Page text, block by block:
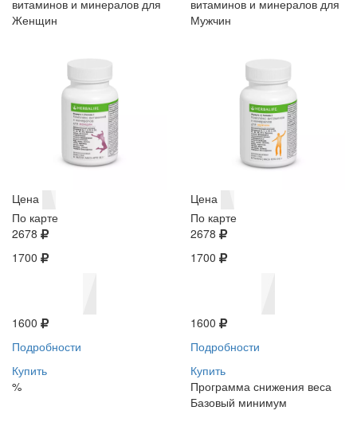
витаминов и минералов для
Женщин
Цена
По карте
2678
1700
1600
Подробности
Купить
%
витаминов и минералов для
Мужчин
Цена
По карте
2678
1700
1600
Подробности
Купить
Программа снижения веса
Базовый минимум